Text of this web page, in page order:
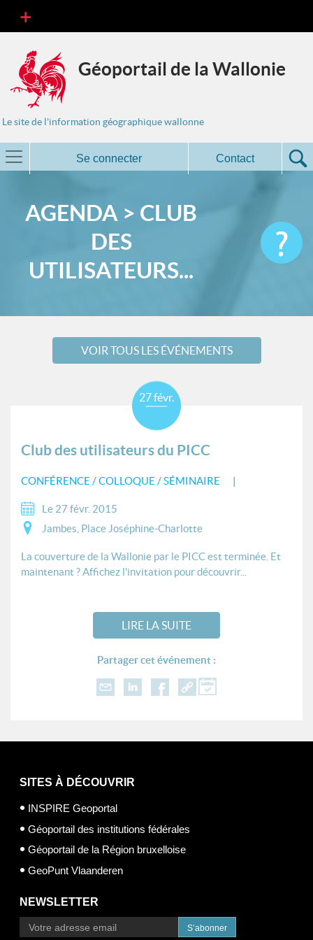
Géoportail de la Wallonie
Le site de l'information géographique wallonne
Se connecter Contact
AGENDA > CLUB
DES
UTILISATEURS...
VOIR TOUS LES ÉVÉNEMENTS
Club des utilisateurs du PICC
CONFÉRENCE / COLLOQUE / SÉMINAIRE
27 févr.
Le 27 févr. 2015
Jambes, Place Joséphine-Charlotte
La couverture de la Wallonie par le PICC est terminée. Et
maintenant ? Affichez l'invitation pour découvrir...
LIRE LA SUITE
Partager cet événement :
SITES À DÉCOUVRIR
INSPIRE Geoportal
Géoportail des institutions fédérales
Géoportail de la Région bruxelloise
GeoPunt Vlaanderen
NEWSLETTER
S’abonner